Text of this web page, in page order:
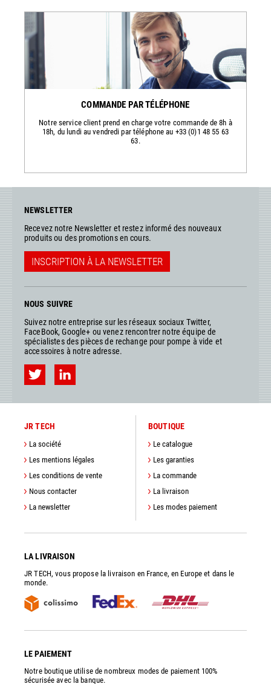
COMMANDE PAR TÉLÉPHONE
Notre service client prend en charge votre commande de 8h à
18h, du lundi au vendredi par téléphone au +33 (0)1 48 55 63
63.
NEWSLETTER
Recevez notre Newsletter et restez informé des nouveaux
produits ou des promotions en cours.
INSCRIPTION À LA NEWSLETTER
NOUS SUIVRE
Suivez notre entreprise sur les réseaux sociaux Twitter,
FaceBook, Google+ ou venez rencontrer notre équipe de
spécialistes des pièces de rechange pour pompe à vide et
accessoires à notre adresse.
JR TECH
La société
Les mentions légales
Les conditions de vente
Nous contacter
La newsletter
BOUTIQUE
Le catalogue
Les garanties
La commande
La livraison
Les modes paiement
LA LIVRAISON
JR TECH, vous propose la livraison en France, en Europe et dans le
monde.
LE PAIEMENT
Notre boutique utilise de nombreux modes de paiement 100%
sécurisée avec la banque.